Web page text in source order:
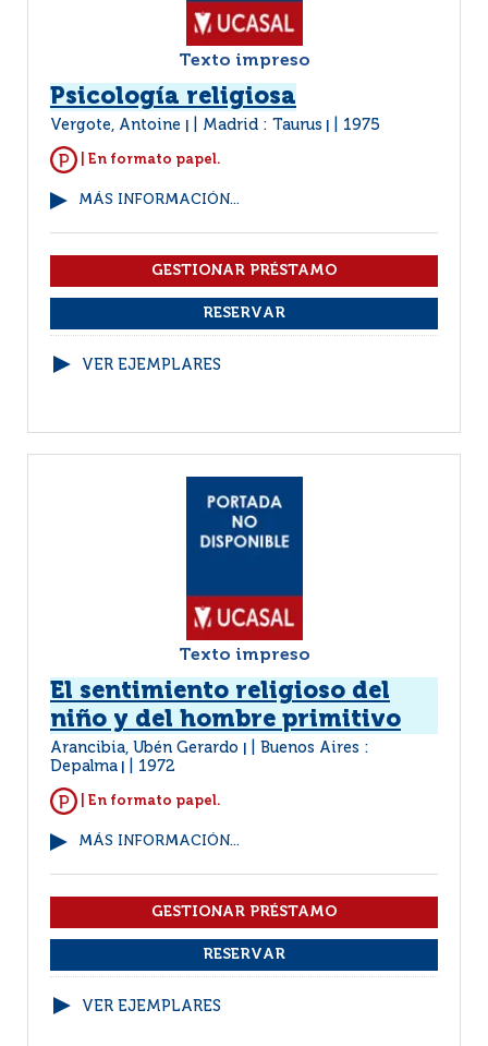
Texto impreso
Psicología religiosa
Vergote, Antoine Madrid : Taurus 1975
| En formato papel.
MÁS INFORMACIÓN...
VER EJEMPLARES
Texto impreso
El sentimiento religioso del
niño y del hombre primitivo
Arancibia, Ubén Gerardo
Buenos Aires :
Depalma
1972
| En formato papel.
MÁS INFORMACIÓN...
VER EJEMPLARES